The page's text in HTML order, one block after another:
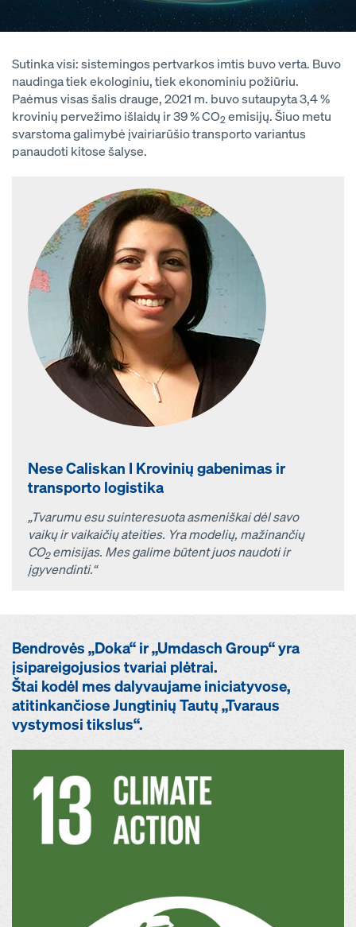
Sutinka visi: sistemingos pertvarkos imtis buvo verta. Buvo
naudinga tiek ekologiniu, tiek ekonominiu požiūriu.
Paėmus visas šalis drauge, 2021 m. buvo sutaupyta 3,4 %
krovinių pervežimo išlaidų ir 39 % CO2 emisijų. Šiuo metu
svarstoma galimybė įvairiarūšio transporto variantus
panaudoti kitose šalyse.
Nese Caliskan I Krovinių gabenimas ir
transporto logistika
„Tvarumu esu suinteresuota asmeniškai dėl savo
vaikų ir vaikaičių ateities. Yra modelių, mažinančių
CO2emisijas. Mes galime būtent juos naudoti ir
įgyvendinti.“
Bendrovės „Doka“ ir „Umdasch Group“ yra
įsipareigojusios tvariai plėtrai.
Štai kodėl mes dalyvaujame iniciatyvose,
atitinkančiose Jungtinių Tautų „Tvaraus
vystymosi tikslus“.